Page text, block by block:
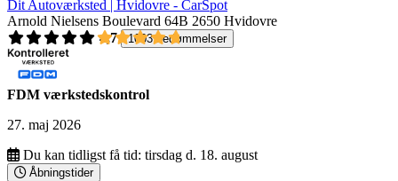
Dit Autoværksted | Hvidovre - CarSpot
Arnold Nielsens Boulevard 64B 2650 Hvidovre
4,7
1003 bedømmelser
FDM værkstedskontrol
27. maj 2026
Du kan tidligst få tid: tirsdag d. 18. august
Åbningstider